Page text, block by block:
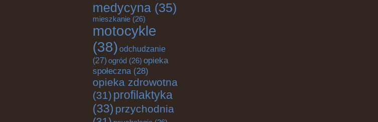
medycyna (35)
mieszkanie (26)
motocykle
(38) odchudzanie
(27)ogród (26) opieka
społeczna(28)
opieka zdrowotna
(31) profilaktyka
(33) przychodnia